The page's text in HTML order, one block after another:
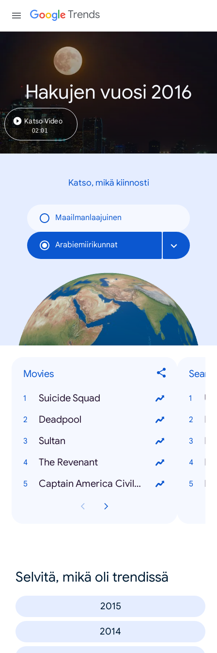
Trends
Hakujen vuosi 2016
Katso Video
02:01
Katso, mikä kiinnosti
Maailmanlaajuinen
Arabiemiirikunnat
Movies
Suicide Squad
Deadpool
Sultan
The Revenant
Captain America Civil War
Selvitä, mikä oli trendissä
2015
2014